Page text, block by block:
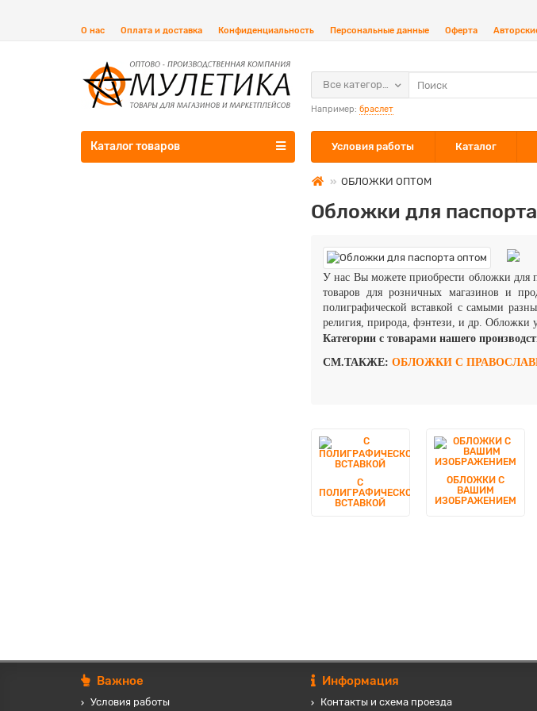
О нас
Оплата и доставка Конфиденциальность Персональные данные Оферта
Все категории
Например: браслет
Каталог товаров Условия работы Каталог
ОБЛОЖКИ ОПТОМ
Обложки для
У нас Вы можете приобрести обложки для
товаров для розничных магазинов и
полиграфической вставкой с самыми
религия, природа, фэнтези, и др. Обложки
Категории с товарами нашего
СМ.ТАКЖЕ: ОБЛОЖКИ С
С
ПОЛИГРАФИЧЕСКОЙ
ВСТАВКОЙ
ОБЛОЖКИ С
ВАШИМ
ИЗОБРАЖЕНИЕМ
Важное
Условия работы
Информация
Контакты и схема проезда